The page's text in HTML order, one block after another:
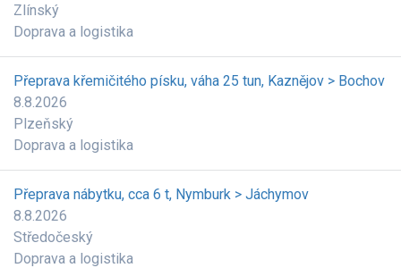
Zlínský
Doprava a logistika
Přeprava křemičitého písku, váha 25 tun, Kaznějov > Bochov
8.8.2026
Plzeňský
Doprava a logistika
Přeprava nábytku, cca 6 t, Nymburk > Jáchymov
8.8.2026
Středočeský
Doprava a logistika